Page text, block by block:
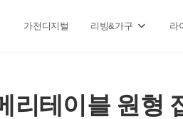
가전디지털 리빙&가구 라
리테이블 원형